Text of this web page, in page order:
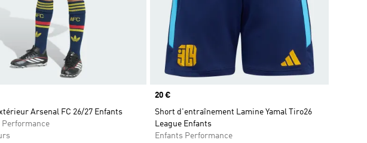
Arsenal FC 26/27 Enfants
Performance
Prix
20 €
Short d'entraînement Lamine Yamal Tiro26
League Enfants
Enfants Performance